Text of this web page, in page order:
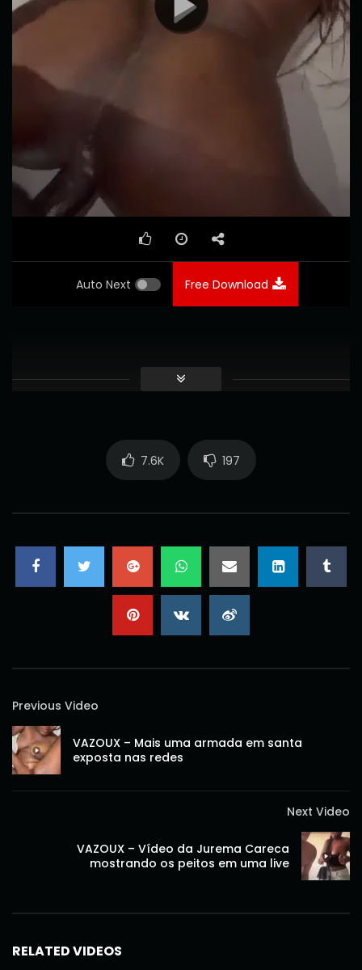
00:00
Auto Next Free Download
7.6K 197
Previous Video
VAZOUX – Mais uma armada em santa
exposta nas redes
Next Video
VAZOUX – Vídeo da Jurema Careca
mostrando os peitos em uma live
RELATED VIDEOS